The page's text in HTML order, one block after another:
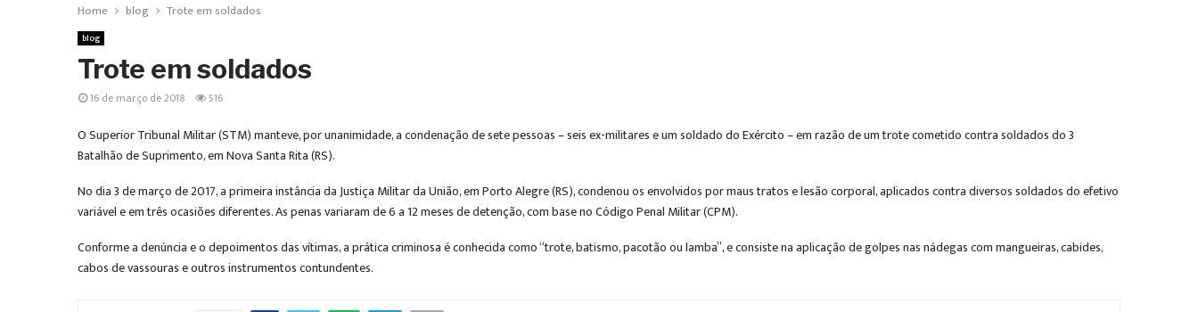
Home blog Trote em soldados
blog
Trote em soldados
16 de março de 2018 516
O Superior Tribunal Militar (STM) manteve, por unanimidade, a condenação de sete pessoas – seis ex-militares e um soldado do Exército – em razão de um trote cometido contra soldados do 3º
Batalhão de Suprimento, em Nova Santa Rita (RS).
No dia 3 de março de 2017, a primeira instância da Justiça Militar da União, em Porto Alegre (RS), condenou os envolvidos por maus tratos e lesão corporal, aplicados contra diversos soldados do efetivo
variável e em três ocasiões diferentes. As penas variaram de 6 a 12 meses de detenção, com base no Código Penal Militar (CPM).
Conforme a denúncia e o depoimentos das vítimas, a prática criminosa é conhecida como “trote, batismo, pacotão ou lamba”, e consiste na aplicação de golpes nas nádegas com mangueiras, cabides,
cabos de vassouras e outros instrumentos contundentes.